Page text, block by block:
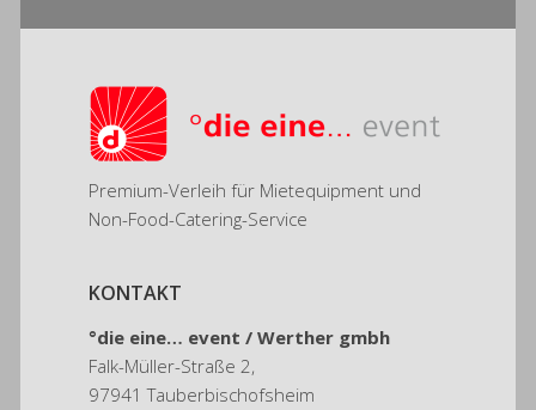
Premium-Verleih für Mietequipment und
Non-Food-Catering-Service
KONTAKT
°die eine… event / Werther gmbh
Falk-Müller-Straße 2,
97941 Tauberbischofsheim